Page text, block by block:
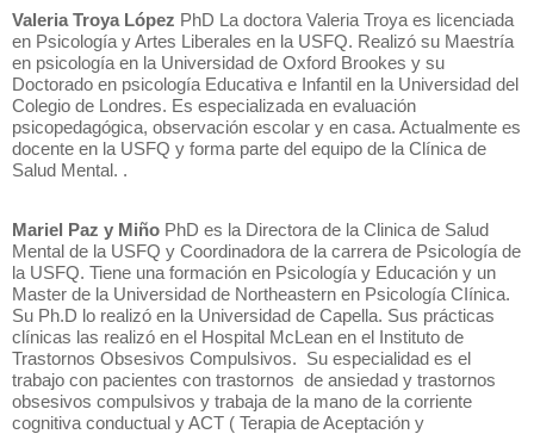
Valeria Troya López PhD La doctora Valeria Troya es licenciada
en Psicología y Artes Liberales en la USFQ. Realizó su Maestría
en psicología en la Universidad de Oxford Brookes y su
Doctorado en psicología Educativa e Infantil en la Universidad del
Colegio de Londres. Es especializada en evaluación
psicopedagógica, observación escolar y en casa. Actualmente es
docente en la USFQ y forma parte del equipo de la Clínica de
Salud Mental. .
Mariel Paz y Miño PhD es la Directora de la Clinica de Salud
Mental de la USFQ y Coordinadora de la carrera de Psicología de
la USFQ. Tiene una formación en Psicología y Educación y un
Master de la Universidad de Northeastern en Psicología CIínica.
Su Ph.D lo realizó en la Universidad de Capella. Sus prácticas
clínicas las realizó en el Hospital McLean en el Instituto de
Trastornos Obsesivos Compulsivos. Su especialidad es el
trabajo con pacientes con trastornos de ansiedad y trastornos
obsesivos compulsivos y trabaja de la mano de la corriente
cognitiva conductual y ACT ( Terapia de Aceptación y